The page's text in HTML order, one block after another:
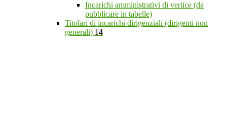
Incarichi amministrativi di vertice (da
pubblicare in tabelle)
Titolari di incarichi dirigenziali (dirigenti non
generali) 14